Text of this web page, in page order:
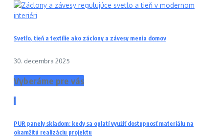
Svetlo, tieň a textílie ako záclony a závesy menia domov
30. decembra 2025
Vyberáme pre vás
1
PUR panely skladom: kedy sa oplatí využiť dostupnosť materiálu na
okamžitú realizáciu projektu